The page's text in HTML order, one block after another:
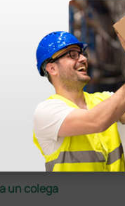
un colega